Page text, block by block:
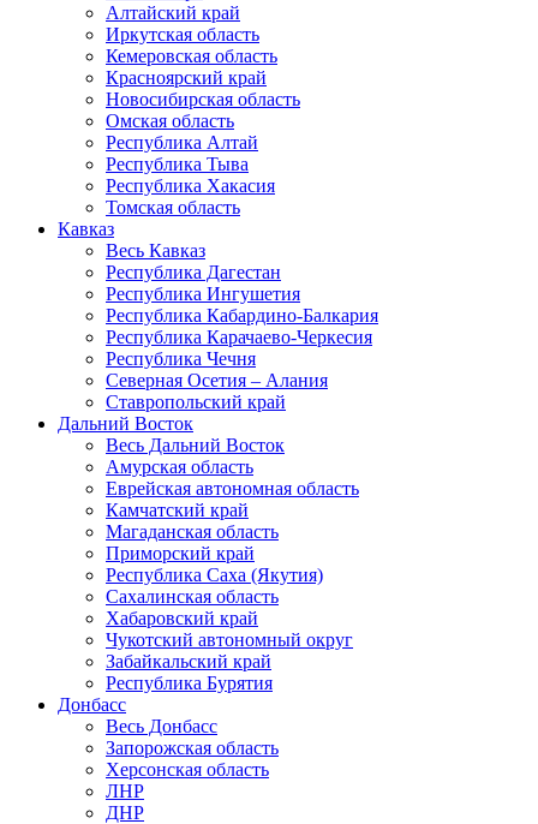
Алтайский край
Иркутская область
Кемеровская область
Красноярский край
Новосибирская область
Омская область
Республика Алтай
Республика Тыва
Республика Хакасия
Томская область
Кавказ
Весь Кавказ
Республика Дагестан
Республика Ингушетия
Республика Кабардино-Балкария
Республика Карачаево-Черкесия
Республика Чечня
Северная Осетия – Алания
Ставропольский край
Дальний Восток
Весь Дальний Восток
Амурская область
Еврейская автономная область
Камчатский край
Магаданская область
Приморский край
Республика Саха (Якутия)
Сахалинская область
Хабаровский край
Чукотский автономный округ
Забайкальский край
Республика Бурятия
Донбасс
Весь Донбасс
Запорожская область
Херсонская область
ЛНР
ДНР